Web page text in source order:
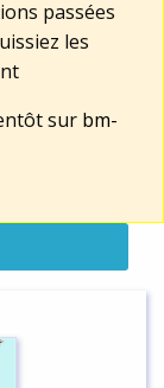
passées
les
sur bm-